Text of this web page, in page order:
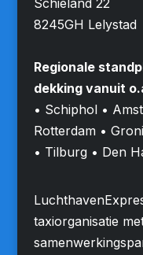
8245GH Lelystad
Regionale
dekking vanuit
• Schiphol •
Rotterdam •
• Tilburg • Den
taxiorganisatie